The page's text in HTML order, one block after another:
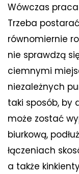
Wówczas
Trzeba
równomiernie
nie sprawdzą
ciemnymi
niezależnych
taki sposób, by
może zostać
biurkową,
łączeniach
a także